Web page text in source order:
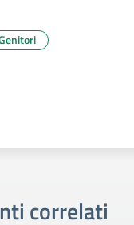
correlati